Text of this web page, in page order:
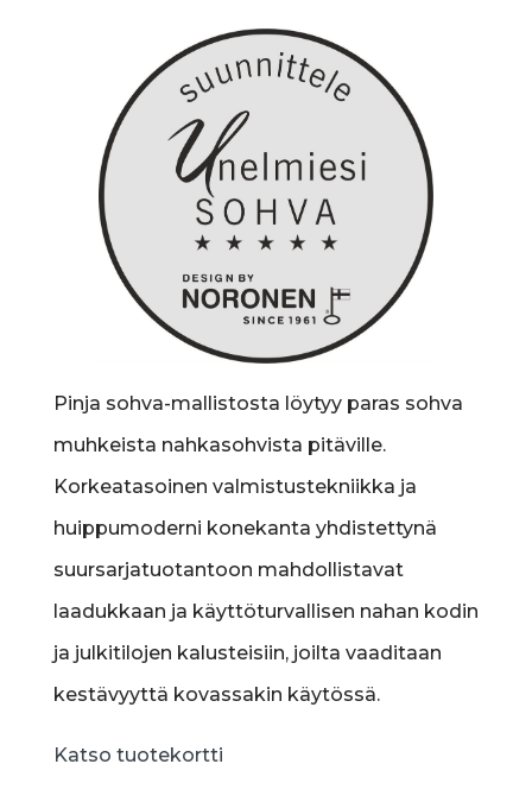
Pinja sohva-mallistosta löytyy paras sohva
muhkeista nahkasohvista pitäville.
Korkeatasoinen valmistustekniikka ja
huippumoderni konekanta yhdistettynä
suursarjatuotantoon mahdollistavat
laadukkaan ja käyttöturvallisen nahan kodin
ja julkitilojen kalusteisiin, joilta vaaditaan
kestävyyttä kovassakin käytössä.
Katso tuotekortti